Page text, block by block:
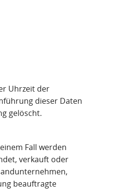
Uhrzeit der
dieser Daten
gelöscht.
Fall werden
verkauft oder
beauftragte